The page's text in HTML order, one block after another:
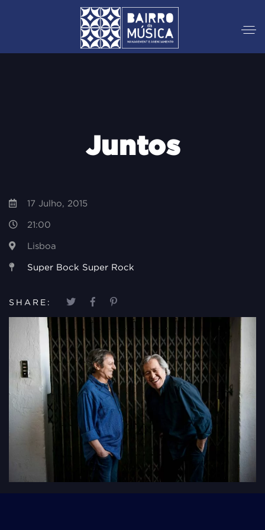
Juntos
17 Julho, 2015
21:00
Lisboa
Super Bock Super Rock
SHARE: